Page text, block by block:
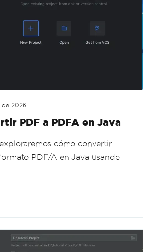
de 2026
PDF a PDFA en Java
cómo convertir
PDF/A en Java usando